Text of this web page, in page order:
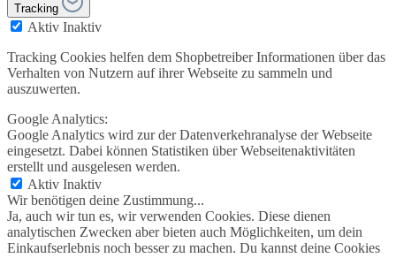
Tracking
Aktiv Inaktiv
Tracking Cookies helfen dem Shopbetreiber Informationen über das
Verhalten von Nutzern auf ihrer Webseite zu sammeln und
auszuwerten.
Google Analytics:
Google Analytics wird zur der Datenverkehranalyse der Webseite
eingesetzt. Dabei können Statistiken über Webseitenaktivitäten
erstellt und ausgelesen werden.
Aktiv Inaktiv
Wir benötigen deine Zustimmung...
Ja, auch wir tun es, wir verwenden Cookies. Diese dienen
analytischen Zwecken aber bieten auch Möglichkeiten, um dein
Einkaufserlebnis noch besser zu machen. Du kannst deine Cookies